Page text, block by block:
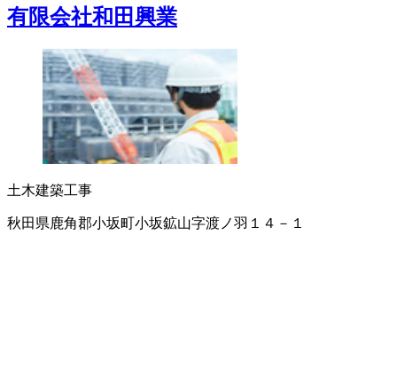
有限会社和田興業
土木建築工事
秋田県鹿角郡小坂町小坂鉱山字渡ノ羽１４－１